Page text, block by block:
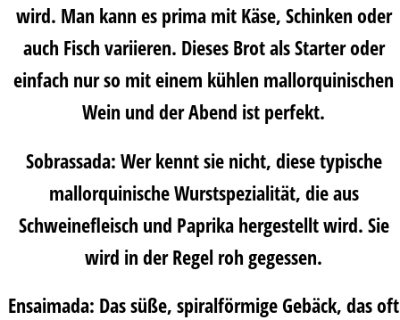
wird. Man kann es prima mit Käse, Schinken oder
auch Fisch variieren. Dieses Brot als Starter oder
einfach nur so mit einem kühlen mallorquinischen
Wein und der Abend ist perfekt.
Sobrassada: Wer kennt sie nicht, diese typische
mallorquinische Wurstspezialität, die aus
Schweinefleisch und Paprika hergestellt wird. Sie
wird in der Regel roh gegessen.
Ensaimada: Das süße, spiralförmige Gebäck, das oft